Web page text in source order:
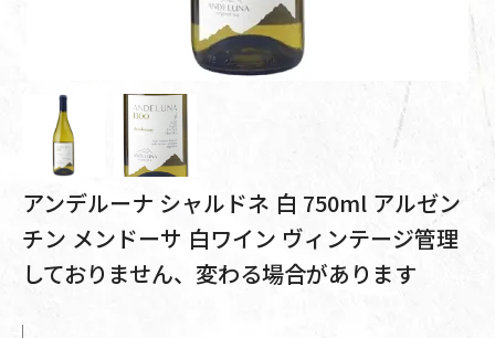
アンデルーナ シャルドネ 白 750ml アルゼン
チン メンドーサ 白ワイン ヴィンテージ管理
しておりません、変わる場合があります